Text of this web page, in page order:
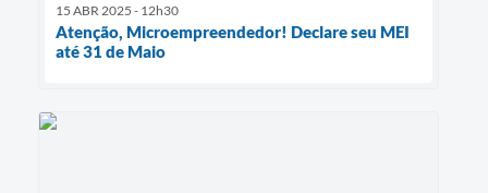
15 ABR 2025 - 12h30
Atenção, Microempreendedor! Declare seu MEI
até 31 de Maio